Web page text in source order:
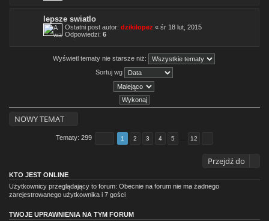
lepsze swiatlo
Ostatni post autor: dzikilopez « śr 18 lut, 2015
Odpowiedzi: 6
Wyświetl tematy nie starsze niż:
Sortuj wg
NOWY TEMAT
Tematy: 299 1 2 3 4 5 12
Przejdź do
KTO JEST ONLINE
Użytkownicy przeglądający to forum: Obecnie na forum nie ma żadnego
zarejestrowanego użytkownika i 7 gości
TWOJE UPRAWNIENIA NA TYM FORUM